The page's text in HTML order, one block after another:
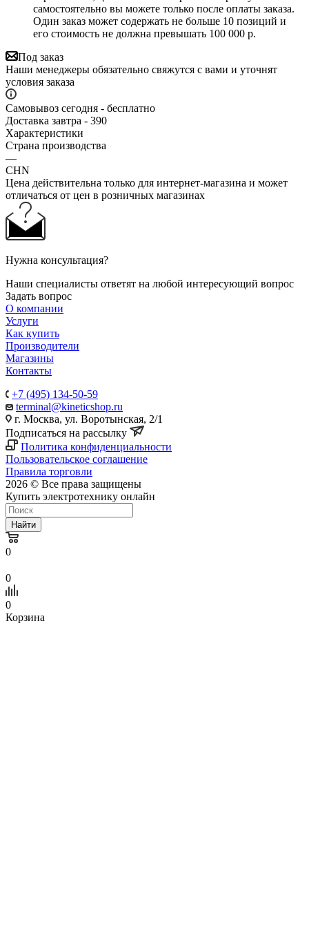
самостоятельно вы можете только после оплаты заказа.
Один заказ может содержать не больше 10 позиций и
его стоимость не должна превышать 100 000 р.
Под заказ
Наши менеджеры обязательно свяжутся с вами и уточнят
условия заказа
Самовывоз сегодня - бесплатно
Доставка завтра - 390
Характеристики
Страна производства
—
CHN
Цена действительна только для интернет-магазина и может
отличаться от цен в розничных магазинах
Нужна консультация?
Наши специалисты ответят на любой интересующий вопрос
Задать вопрос
О компании
Услуги
Как купить
Производители
Магазины
Контакты
+7 (495) 134-50-59
terminal@kineticshop.ru
г. Москва, ул. Воротынская, 2/1
Подписаться на рассылку
Политика конфиденциальности
Пользовательское соглашение
Правила торговли
2026 © Все права защищены
Купить электротехнику онлайн
Найти
0
0
0
Корзина